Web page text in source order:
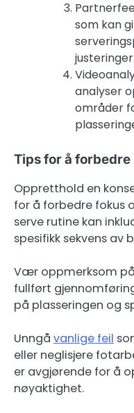
som kan
justeringer.
analyser
områder
Tips for å
Oppretthold en
for å forbedre fokus
serve rutine kan
spesifikk sekvens av
Vær oppmerksom
fullført
på plasseringen og
Unngå vanlige feil
eller neglisjere
er avgjørende for å
nøyaktighet.